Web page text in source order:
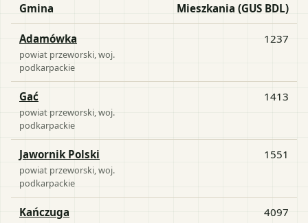
Gmina Mieszkania (GUS BDL)
Adamówka
powiat przeworski , woj.
podkarpackie
1237
Gać
powiat przeworski , woj.
podkarpackie
1413
Jawornik Polski
powiat przeworski , woj.
podkarpackie
1551
Kańczuga 4097